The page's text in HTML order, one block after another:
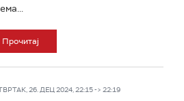
Прочитај
26. ДЕЦ 2024, 22:15 -> 22:19